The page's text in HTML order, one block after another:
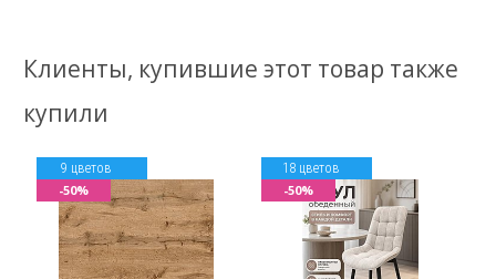
Клиенты, купившие этот товар также
купили
9 цветов
-50%
18 цветов
-50%